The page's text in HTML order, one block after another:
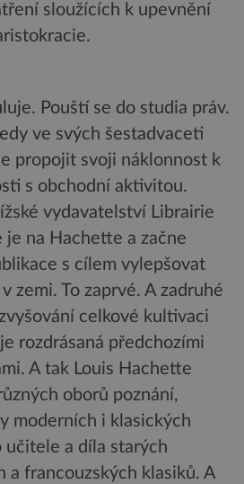
sloužících k upevnění
Pouští se do studia práv.
ve svých šestadvaceti
propojit svoji náklonnost k
s obchodní aktivitou.
vydavatelství Librairie
je na Hachette a začne
s cílem vylepšovat
zemi. To zaprvé. A zadruhé
celkové kultivaci
rozdrásaná předchozími
A tak Louis Hachette
oborů poznání,
moderních i klasických
učitele a díla starých
a francouzských klasiků. A